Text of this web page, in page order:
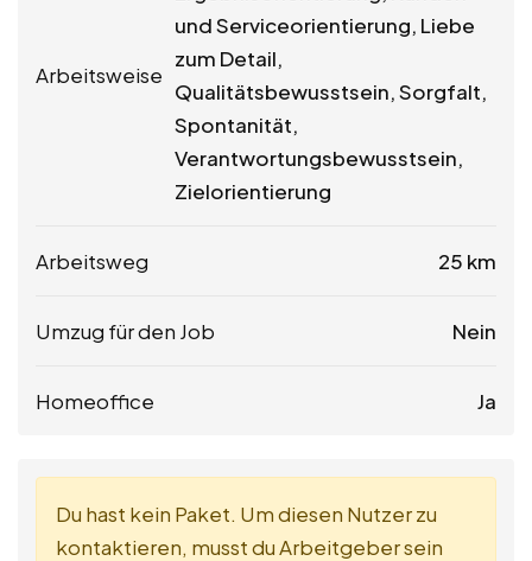
Arbeitsweise
und Serviceorientierung, Liebe
zum Detail,
Qualitätsbewusstsein, Sorgfalt,
Spontanität,
Verantwortungsbewusstsein,
Zielorientierung
Arbeitsweg 25 km
Umzug für den Job Nein
Homeoffice Ja
Du hast kein Paket. Um diesen Nutzer zu
kontaktieren, musst du Arbeitgeber sein